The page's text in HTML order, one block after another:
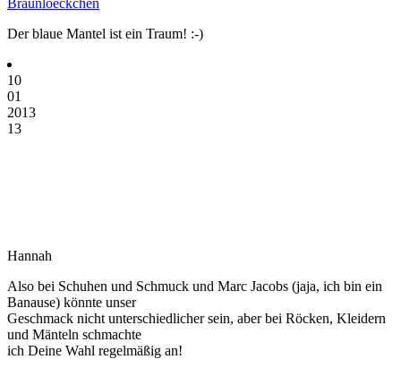
Der blaue Mantel ist ein Traum! :-)
10
01
2013
13
Hannah
Also bei Schuhen und Schmuck und Marc Jacobs (jaja, ich bin ein
Banause) könnte unser
Geschmack nicht unterschiedlicher sein, aber bei Röcken, Kleidern
und Mänteln schmachte
ich Deine Wahl regelmäßig an!